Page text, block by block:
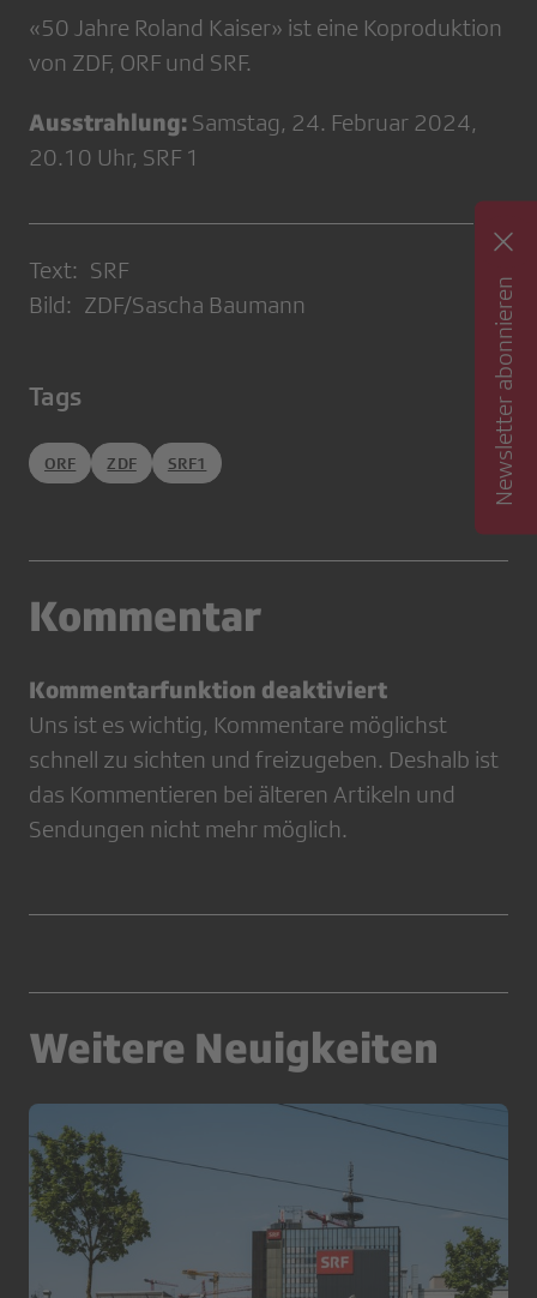
«50 Jahre Roland Kaiser» ist eine Koproduktion
von ZDF, ORF und SRF.
Ausstrahlung: Samstag, 24. Februar 2024,
20.10 Uhr, SRF 1
Text: SRF
Bild: ZDF/Sascha Baumann
Tags
ORF ZDF SRF1
Kommentar
Kommentarfunktion deaktiviert
Uns ist es wichtig, Kommentare möglichst
schnell zu sichten und freizugeben. Deshalb ist
das Kommentieren bei älteren Artikeln und
Sendungen nicht mehr möglich.
Weitere Neuigkeiten
Newsletter abonnieren